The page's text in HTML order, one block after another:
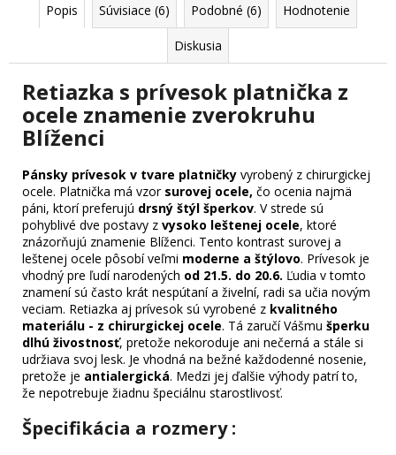
Popis Súvisiace (6) Podobné (6) Hodnotenie
Diskusia
Retiazka s prívesok platnička z
ocele znamenie zverokruhu
Blíženci
Pánsky prívesok v tvare platničky vyrobený z chirurgickej
ocele. Platnička má vzor surovej ocele, čo ocenia najmä
páni, ktorí preferujú drsný štýl šperkov. V strede sú
pohyblivé dve postavy z vysoko leštenej ocele, ktoré
znázorňujú znamenie Blíženci. Tento kontrast surovej a
leštenej ocele pôsobí veľmi moderne a štýlovo. Prívesok je
vhodný pre ľudí narodených od 21.5. do 20.6. Ľudia v tomto
znamení sú často krát nespútaní a živelní, radi sa učia novým
veciam. Retiazka aj prívesok sú vyrobené z kvalitného
materiálu - z chirurgickej ocele. Tá zaručí Vášmu šperku
dlhú živostnosť, pretože nekoroduje ani nečerná a stále si
udržiava svoj lesk. Je vhodná na bežné každodenné nosenie,
pretože je antialergická. Medzi jej ďalšie výhody patrí to,
že nepotrebuje žiadnu špeciálnu starostlivosť.
Špecifikácia a rozmery :